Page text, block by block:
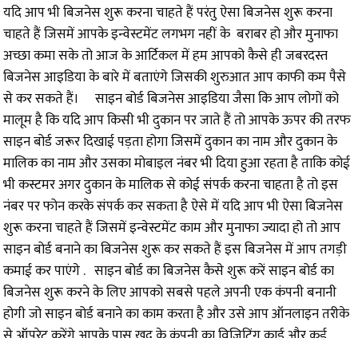
यदि आप भी बिजनेस शुरू करना चाहते हैं परंतु ऐसा बिजनेस शुरू करना
चाहते हैं जिसमें आपके इन्वेस्टमेंट लगभग नहीं के बराबर हो और मुनाफा
अच्छा कमा सके तो आज के आर्टिकल में हम आपको कैसे ही जबरदस्त
बिजनेस आइडिया के बारे में बताएंगे जिसकी शुरुआत आप काफी कम पैसे
से कर सकते हैं।
साइन बोर्ड बिजनेस आइडियाजैसा कि आप लोगों को
मालूम है कि यदि आप किसी भी दुकान पर जाते हैं तो आपके ऊपर की तरफ
साइन बोर्ड जरूर दिखाई पड़ता होगा जिसमें दुकान का नाम और दुकान के
मालिक का नाम और उसका मोबाइल नंबर भी दिया हुआ रहता है ताकि कोई
भी कस्टमर अगर दुकान के मालिक से कोई संपर्क करना चाहता है तो इस
नंबर पर फोन करके संपर्क कर सकता है ऐसे में यदि आप भी ऐसा बिजनेस
शुरू करना चाहते हैं जिसमें इन्वेस्टमेंट काम और मुनाफा ज्यादा हो तो आप
साइन बोर्ड बनाने का बिजनेस शुरू कर सकते हैं इस बिजनेस में आप तगड़ी
कमाई कर पाएंगे . साइन बोर्ड का बिजनेस कैसे शुरू करें साइन बोर्ड का
बिजनेस शुरू करने के लिए आपको सबसे पहले अपनी एक कंपनी बनानी
होगी जो साइन बोर्ड बनाने का काम करता है और उसे आप ऑनलाइन तरीके